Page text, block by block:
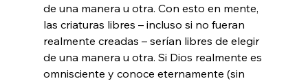
de una manera u otra. Con esto en mente,
las criaturas libres – incluso si no fueran
realmente creadas – serían libres de elegir
de una manera u otra. Si Dios realmente es
omnisciente y conoce eternamente (sin